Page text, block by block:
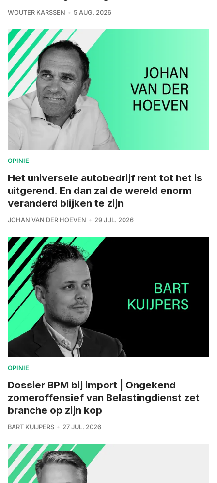
WOUTER KARSSEN 5 AUG. 2026
OPINIE
Het universele autobedrijf rent tot het is
uitgerend. En dan zal de wereld enorm
veranderd blijken te zijn
JOHAN VAN DER HOEVEN 29 JUL. 2026
OPINIE
Dossier BPM bij import | Ongekend
zomeroffensief van Belastingdienst zet
branche op zijn kop
BART KUIJPERS 27 JUL. 2026